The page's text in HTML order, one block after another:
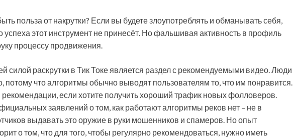
польза от накрутки? Если вы будете злоупотреблять и обманывать себя,
успеха этот инструмент не принесёт. Но фальшивая активность в профиль
процессу продвижения.
силой раскрутки в Тик Токе является раздел с рекомендуемыми видео. Люди
потому что алгоритмы обычно выводят пользователям то, что им понравится.
рекомендации, если хотите получить хороший трафик новых фолловеров.
заявлений о том, как работают алгоритмы реков нет – не в
выдавать это оружие в руки мошенников и спамеров. Но опыт
о том, что для того, чтобы регулярно рекомендоваться, нужно иметь